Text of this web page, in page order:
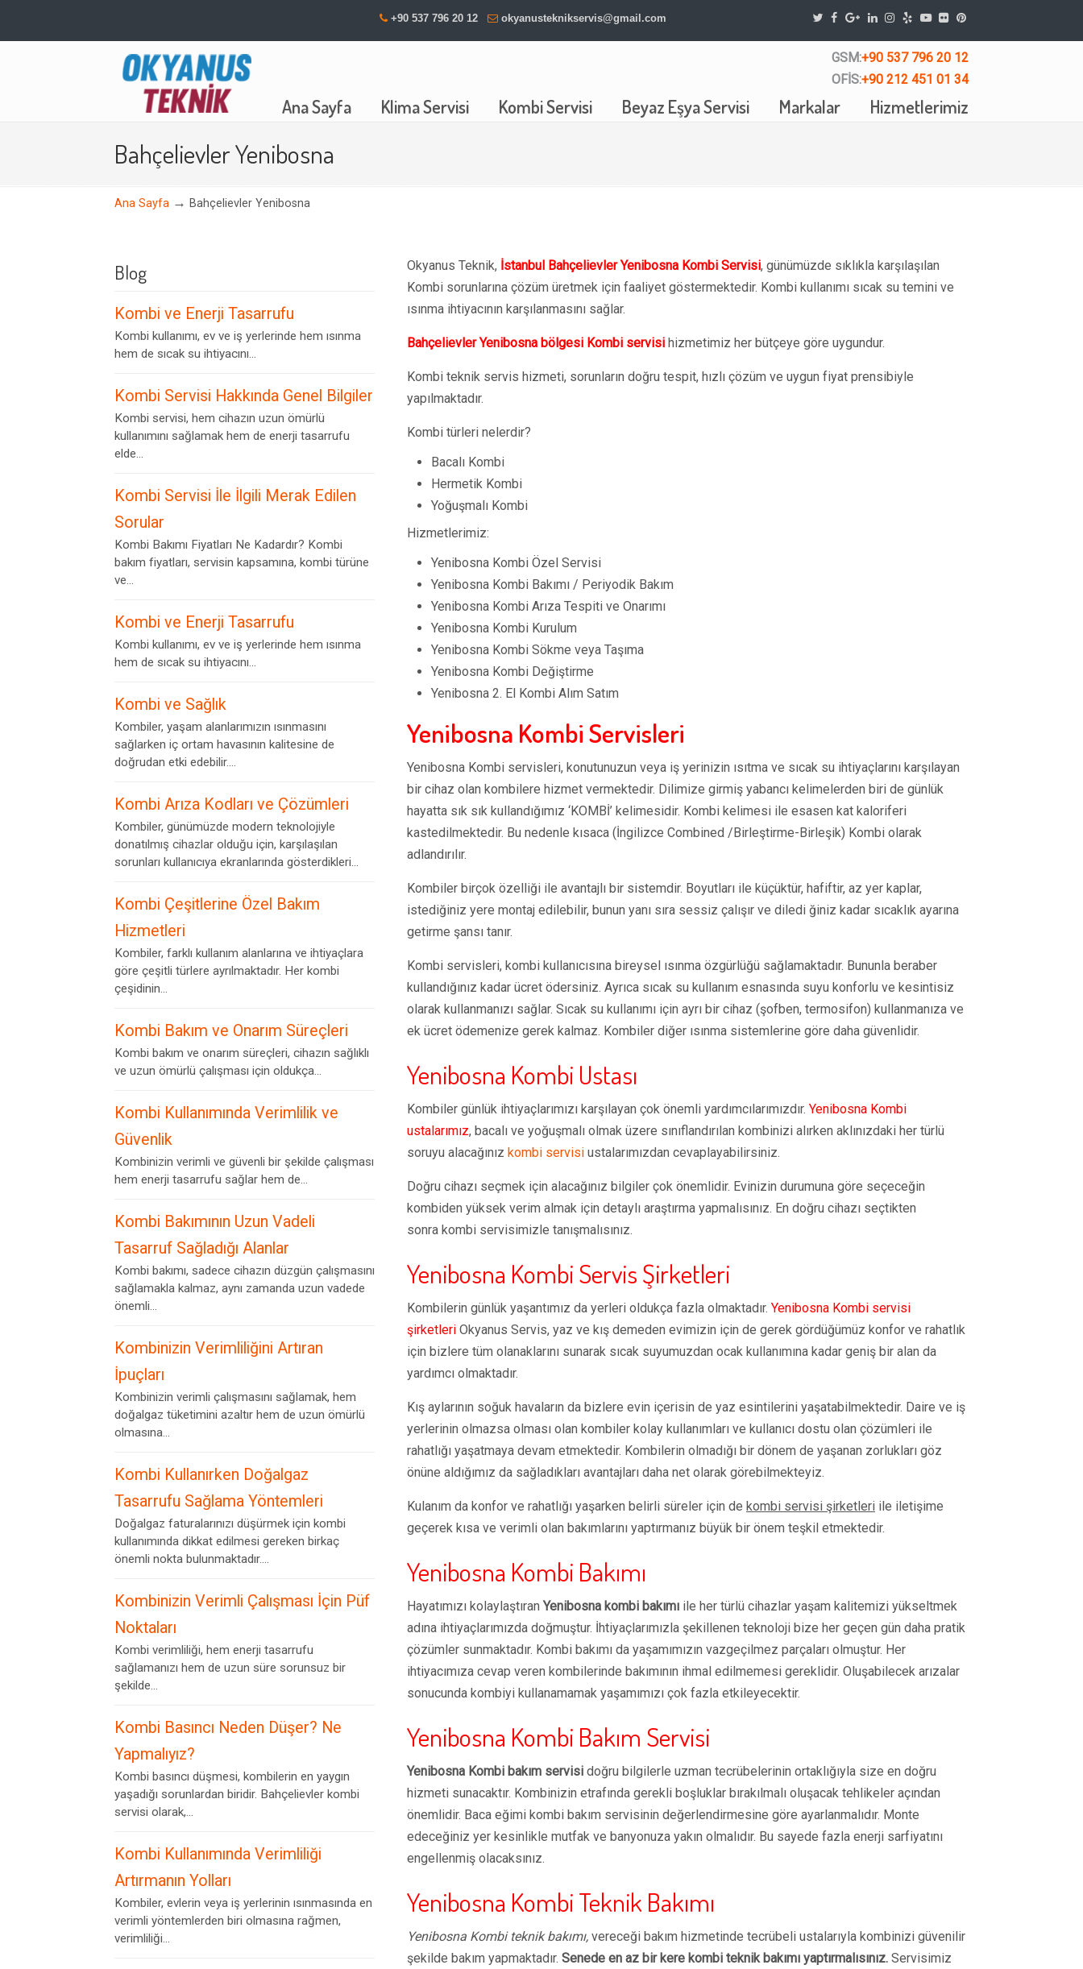
+90 537 796 20 12 okyanusteknikservis@gmail.com
GSM:+90 537 796 20 12
OFİS:+90 212 451 01 34
Ana Sayfa Klima Servisi Kombi Servisi Beyaz Eşya Servisi Markalar Hizmetlerimiz
Navigation
Bahçelievler Yenibosna
Ana Sayfa → Bahçelievler Yenibosna
Okyanus Teknik, İstanbul Bahçelievler Yenibosna Kombi Servisi, günümüzde sıklıkla karşılaşılan
Kombi sorunlarına çözüm üretmek için faaliyet göstermektedir. Kombi kullanımı sıcak su temini ve
ısınma ihtiyacının karşılanmasını sağlar.
Bahçelievler Yenibosna bölgesi Kombi servisi hizmetimiz her bütçeye göre uygundur.
Kombi teknik servis hizmeti, sorunların doğru tespit, hızlı çözüm ve uygun fiyat prensibiyle
yapılmaktadır.
Kombi türleri nelerdir?
Bacalı Kombi
Hermetik Kombi
Yoğuşmalı Kombi
Hizmetlerimiz:
Yenibosna Kombi Özel Servisi
Yenibosna Kombi Bakımı / Periyodik Bakım
Yenibosna Kombi Arıza Tespiti ve Onarımı
Yenibosna Kombi Kurulum
Yenibosna Kombi Sökme veya Taşıma
Yenibosna Kombi Değiştirme
Yenibosna 2. El Kombi Alım Satım
Yenibosna Kombi Servisleri
Yenibosna Kombi servisleri, konutunuzun veya iş yerinizin ısıtma ve sıcak su ihtiyaçlarını karşılayan
bir cihaz olan kombilere hizmet vermektedir. Dilimize girmiş yabancı kelimelerden biri de günlük
hayatta sık sık kullandığımız ‘KOMBİ’ kelimesidir. Kombi kelimesi ile esasen kat kaloriferi
kastedilmektedir. Bu nedenle kısaca (İngilizce Combined /Birleştirme-Birleşik) Kombi olarak
adlandırılır.
Kombiler birçok özelliği ile avantajlı bir sistemdir. Boyutları ile küçüktür, hafiftir, az yer kaplar,
istediğiniz yere montaj edilebilir, bunun yanı sıra sessiz çalışır ve diledi ğiniz kadar sıcaklık ayarına
getirme şansı tanır.
Kombi servisleri, kombi kullanıcısına bireysel ısınma özgürlüğü sağlamaktadır. Bununla beraber
kullandığınız kadar ücret ödersiniz. Ayrıca sıcak su kullanım esnasında suyu konforlu ve kesintisiz
olarak kullanmanızı sağlar. Sıcak su kullanımı için ayrı bir cihaz (şofben, termosifon) kullanmanıza ve
ek ücret ödemenize gerek kalmaz. Kombiler diğer ısınma sistemlerine göre daha güvenlidir.
Yenibosna Kombi Ustası
Kombiler günlük ihtiyaçlarımızı karşılayan çok önemli yardımcılarımızdır. Yenibosna Kombi
ustalarımız, bacalı ve yoğuşmalı olmak üzere sınıflandırılan kombinizi alırken aklınızdaki her türlü
soruyu alacağınız kombi servisi ustalarımızdan cevaplayabilirsiniz.
Doğru cihazı seçmek için alacağınız bilgiler çok önemlidir. Evinizin durumuna göre seçeceğin
kombiden yüksek verim almak için detaylı araştırma yapmalısınız. En doğru cihazı seçtikten
sonra kombi servisimizle tanışmalısınız.
Yenibosna Kombi Servis Şirketleri
Kombilerin günlük yaşantımız da yerleri oldukça fazla olmaktadır. Yenibosna Kombi servisi
şirketleri Okyanus Servis, yaz ve kış demeden evimizin için de gerek gördüğümüz konfor ve rahatlık
için bizlere tüm olanaklarını sunarak sıcak suyumuzdan ocak kullanımına kadar geniş bir alan da
yardımcı olmaktadır.
Kış aylarının soğuk havaların da bizlere evin içerisin de yaz esintilerini yaşatabilmektedir. Daire ve iş
yerlerinin olmazsa olması olan kombiler kolay kullanımları ve kullanıcı dostu olan çözümleri ile
rahatlığı yaşatmaya devam etmektedir. Kombilerin olmadığı bir dönem de yaşanan zorlukları göz
önüne aldığımız da sağladıkları avantajları daha net olarak görebilmekteyiz.
Kulanım da konfor ve rahatlığı yaşarken belirli süreler için de kombi servisi şirketleri ile iletişime
geçerek kısa ve verimli olan bakımlarını yaptırmanız büyük bir önem teşkil etmektedir.
Yenibosna Kombi Bakımı
Hayatımızı kolaylaştıranYenibosna kombi bakımı ile her türlü cihazlar yaşam kalitemizi yükseltmek
adına ihtiyaçlarımızda doğmuştur. İhtiyaçlarımızla şekillenen teknoloji bize her geçen gün daha pratik
çözümler sunmaktadır. Kombi bakımı da yaşamımızın vazgeçilmez parçaları olmuştur. Her
ihtiyacımıza cevap veren kombilerinde bakımının ihmal edilmemesi gereklidir. Oluşabilecek arızalar
sonucunda kombiyi kullanamamak yaşamımızı çok fazla etkileyecektir.
Yenibosna Kombi Bakım Servisi
Yenibosna Kombi bakım servisi doğru bilgilerle uzman tecrübelerinin ortaklığıyla size en doğru
hizmeti sunacaktır. Kombinizin etrafında gerekli boşluklar bırakılmalı oluşacak tehlikeler açından
önemlidir. Baca eğimi kombi bakım servisinin değerlendirmesine göre ayarlanmalıdır. Monte
edeceğiniz yer kesinlikle mutfak ve banyonuza yakın olmalıdır. Bu sayede fazla enerji sarfiyatını
engellenmiş olacaksınız.
Yenibosna Kombi Teknik Bakımı
Yenibosna Kombi teknik bakımı, vereceği bakım hizmetinde tecrübeli ustalarıyla kombinizi güvenilir
şekilde bakım yapmaktadır. Senede en az bir kere kombi teknik bakımı yaptırmalısınız. Servisimiz
Blog
Kombi ve Enerji Tasarrufu
Kombi kullanımı, ev ve iş yerlerinde hem ısınma
hem de sıcak su ihtiyacını...
Kombi Servisi Hakkında Genel Bilgiler
Kombi servisi, hem cihazın uzun ömürlü
kullanımını sağlamak hem de enerji tasarrufu
elde...
Kombi Servisi İle İlgili Merak Edilen
Sorular
Kombi Bakımı Fiyatları Ne Kadardır? Kombi
bakım fiyatları, servisin kapsamına, kombi türüne
ve...
Kombi ve Enerji Tasarrufu
Kombi kullanımı, ev ve iş yerlerinde hem ısınma
hem de sıcak su ihtiyacını...
Kombi ve Sağlık
Kombiler, yaşam alanlarımızın ısınmasını
sağlarken iç ortam havasının kalitesine de
doğrudan etki edebilir....
Kombi Arıza Kodları ve Çözümleri
Kombiler, günümüzde modern teknolojiyle
donatılmış cihazlar olduğu için, karşılaşılan
sorunları kullanıcıya ekranlarında gösterdikleri...
Kombi Çeşitlerine Özel Bakım
Hizmetleri
Kombiler, farklı kullanım alanlarına ve ihtiyaçlara
göre çeşitli türlere ayrılmaktadır. Her kombi
çeşidinin...
Kombi Bakım ve Onarım Süreçleri
Kombi bakım ve onarım süreçleri, cihazın sağlıklı
ve uzun ömürlü çalışması için oldukça...
Kombi Kullanımında Verimlilik ve
Güvenlik
Kombinizin verimli ve güvenli bir şekilde çalışması
hem enerji tasarrufu sağlar hem de...
Kombi Bakımının Uzun Vadeli
Tasarruf Sağladığı Alanlar
Kombi bakımı, sadece cihazın düzgün çalışmasını
sağlamakla kalmaz, aynı zamanda uzun vadede
önemli...
Kombinizin Verimliliğini Artıran
İpuçları
Kombinizin verimli çalışmasını sağlamak, hem
doğalgaz tüketimini azaltır hem de uzun ömürlü
olmasına...
Kombi Kullanırken Doğalgaz
Tasarrufu Sağlama Yöntemleri
Doğalgaz faturalarınızı düşürmek için kombi
kullanımında dikkat edilmesi gereken birkaç
önemli nokta bulunmaktadır....
Kombinizin Verimli Çalışması İçin Püf
Noktaları
Kombi verimliliği, hem enerji tasarrufu
sağlamanızı hem de uzun süre sorunsuz bir
şekilde...
Kombi Basıncı Neden Düşer? Ne
Yapmalıyız?
Kombi basıncı düşmesi, kombilerin en yaygın
yaşadığı sorunlardan biridir. Bahçelievler kombi
servisi olarak,...
Kombi Kullanımında Verimliliği
Artırmanın Yolları
Kombiler, evlerin veya iş yerlerinin ısınmasında en
verimli yöntemlerden biri olmasına rağmen,
verimliliği...